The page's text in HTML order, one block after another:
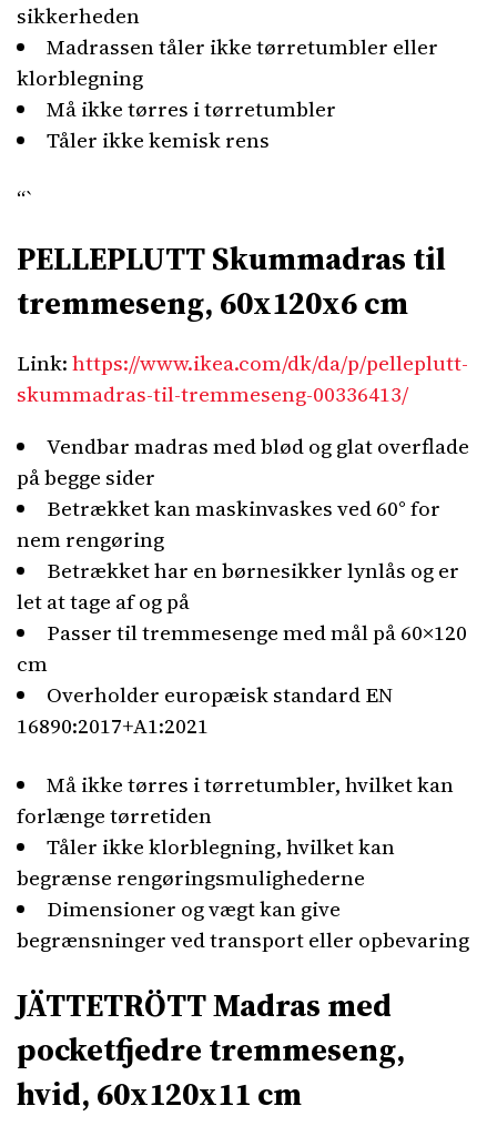
sikkerheden
Madrassen tåler ikke tørretumbler eller
klorblegning
Må ikke tørres i tørretumbler
Tåler ikke kemisk rens
“`
PELLEPLUTT Skummadras til
tremmeseng, 60x120x6 cm
Link:https://www.ikea.com/dk/da/p/pelleplutt-
skummadras-til-tremmeseng-00336413/
Vendbar madras med blød og glat overflade
på begge sider
Betrækket kan maskinvaskes ved 60° for
nem rengøring
Betrækket har en børnesikker lynlås og er
let at tage af og på
Passer til tremmesenge med mål på 60×120
cm
Overholder europæisk standard EN
16890:2017+A1:2021
Må ikke tørres i tørretumbler, hvilket kan
forlænge tørretiden
Tåler ikke klorblegning, hvilket kan
begrænse rengøringsmulighederne
Dimensioner og vægt kan give
begrænsninger ved transport eller opbevaring
JÄTTETRÖTT Madras med
pocketfjedre tremmeseng,
hvid, 60x120x11 cm